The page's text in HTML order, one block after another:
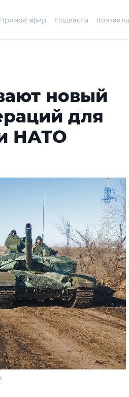
Прямой эфир Подкасты Контакты
новый
для
НАТО